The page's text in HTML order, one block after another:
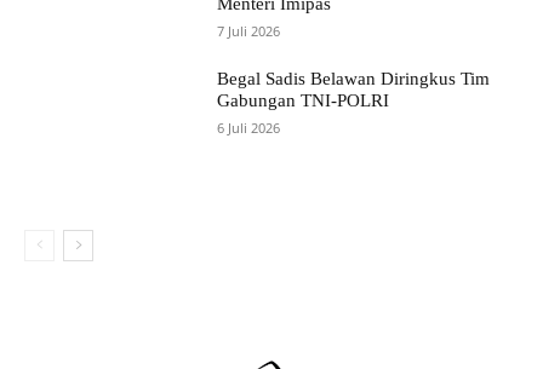
7 Juli 2026
Begal Sadis Belawan Diringkus Tim
Gabungan TNI-POLRI
6 Juli 2026